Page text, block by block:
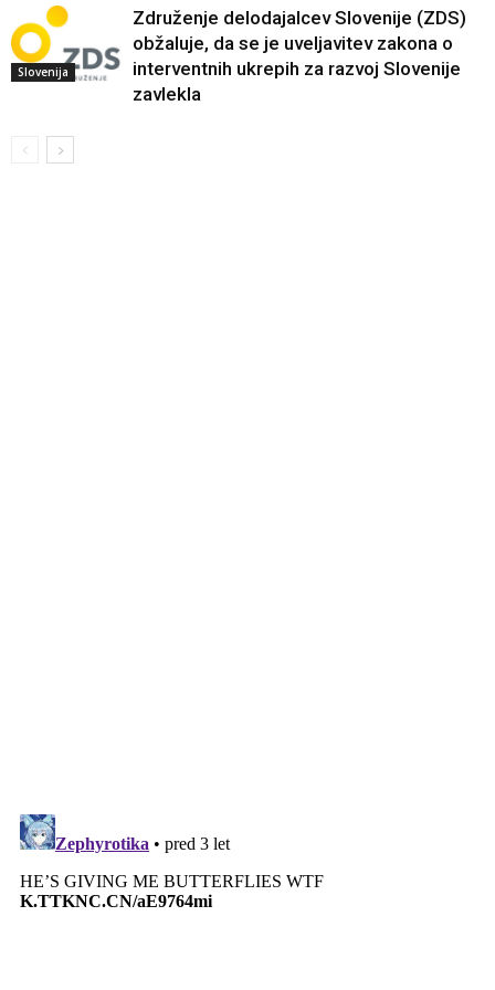
Slovenija
Združenje delodajalcev Slovenije (ZDS)
obžaluje, da se je uveljavitev zakona o
interventnih ukrepih za razvoj Slovenije
zavlekla